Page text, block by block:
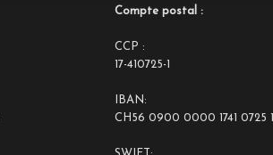
Compte postal :
CCP :
17-410725-1
IBAN:
CH56 0900 0000 1741 0725 1